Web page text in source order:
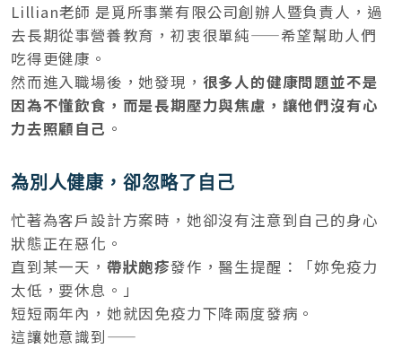
Lillian老師 是覓所事業有限公司創辦人暨負責人，過
去長期從事營養教育，初衷很單純——希望幫助人們
吃得更健康。
然而進入職場後，她發現， 很多人的健康問題並不是
因為不懂飲食，而是長期壓力與焦慮，讓他們沒有心
力去照顧自己 。
為別人健康，卻忽略了自己
忙著為客戶設計方案時，她卻沒有注意到自己的身心
狀態正在惡化。
直到某一天， 帶狀皰疹發作，醫生提醒：「妳免疫力
太低，要休息。」
短短兩年內，她就因免疫力下降兩度發病。
這讓她意識到——